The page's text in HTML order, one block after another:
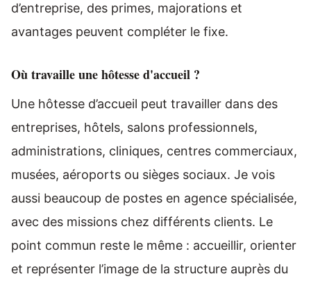
d’entreprise, des primes, majorations et
avantages peuvent compléter le fixe.
Où travaille une hôtesse d'accueil ?
Une hôtesse d’accueil peut travailler dans des
entreprises, hôtels, salons professionnels,
administrations, cliniques, centres commerciaux,
musées, aéroports ou sièges sociaux. Je vois
aussi beaucoup de postes en agence spécialisée,
avec des missions chez différents clients. Le
point commun reste le même : accueillir, orienter
et représenter l’image de la structure auprès du